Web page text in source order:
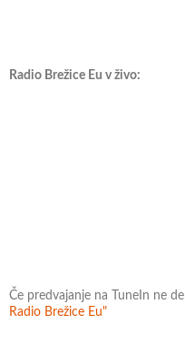
Radio Brežice Eu v živo:
Če predvajanje na TuneIn ne
Radio Brežice Eu"